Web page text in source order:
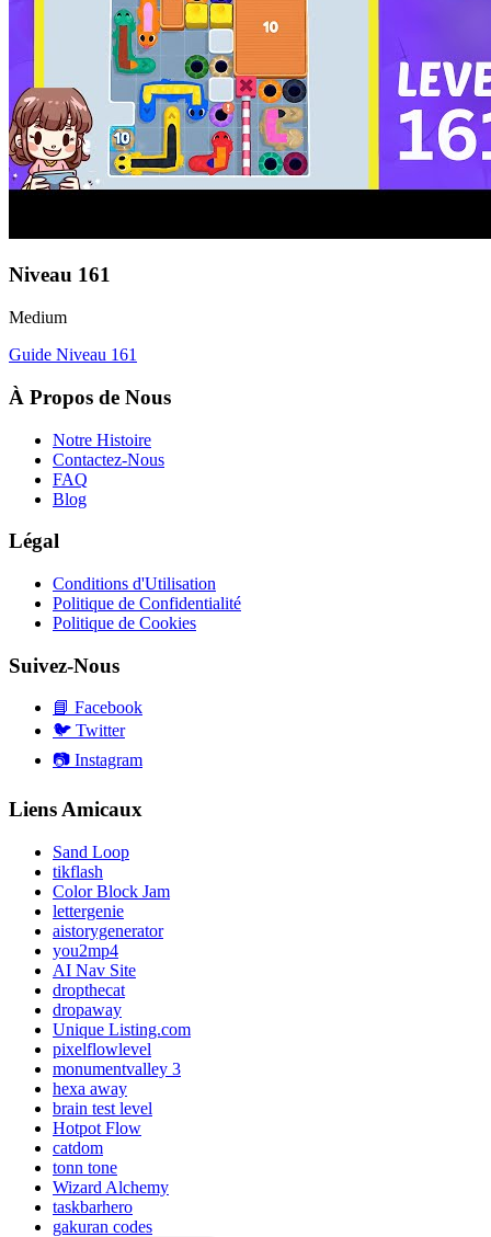
Niveau 161
Medium
Guide Niveau 161
À Propos de Nous
Notre Histoire
Contactez-Nous
FAQ
Blog
Légal
Conditions d'Utilisation
Politique de Confidentialité
Politique de Cookies
Suivez-Nous
📘 Facebook
🐦 Twitter
📷 Instagram
Liens Amicaux
Sand Loop
tikflash
Color Block Jam
lettergenie
aistorygenerator
you2mp4
AI Nav Site
dropthecat
dropaway
Unique Listing.com
pixelflowlevel
monumentvalley 3
hexa away
brain test level
Hotpot Flow
catdom
tonn tone
Wizard Alchemy
taskbarhero
gakuran codes